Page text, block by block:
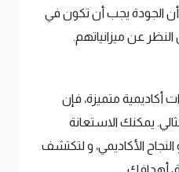
الجودة يجب أن تكون في
عن ميزانياتهم.
أكاديمية متميزة، فإن
يمكنك الاستعانة
النجاح الأكاديمي، و لتكتشف
أهدافك.